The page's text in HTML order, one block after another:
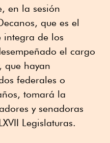
en la sesión
que es el
integra de los
el cargo
que hayan
federales o
tomará la
y senadoras
Legislaturas.